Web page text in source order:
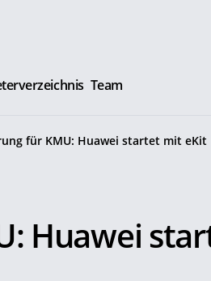
Team
für KMU: Huawei startet mit eKit
Huawei